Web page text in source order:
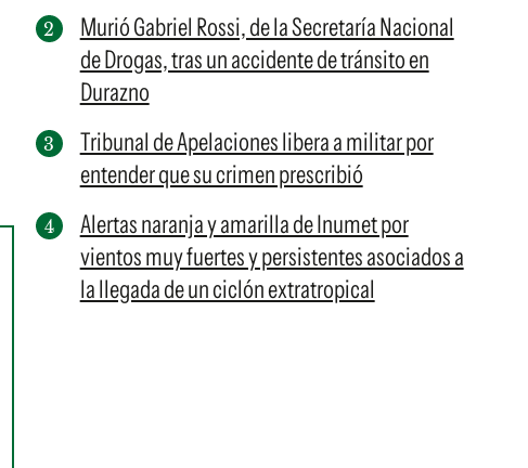
Murió Gabriel Rossi, de la Secretaría Nacional
de Drogas, tras un accidente de tránsito en
Durazno
Tribunal de Apelaciones libera a militar por
entender que su crimen prescribió
Alertas naranja y amarilla de Inumet por
vientos muy fuertes y persistentes asociados a
la llegada de un ciclón extratropical